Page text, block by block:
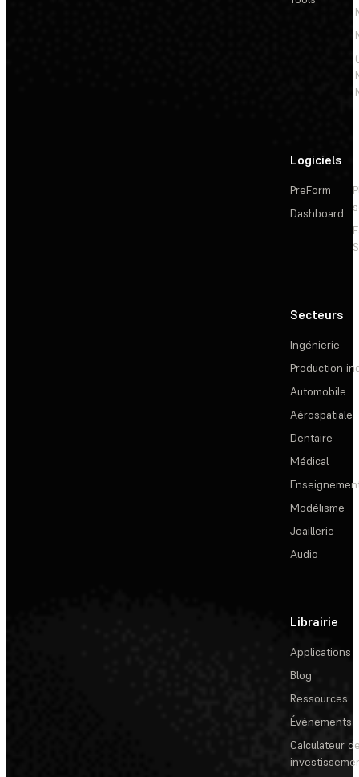
Logiciels
PreForm
Dashboard
Secteurs
Ingénierie
Production
Automobile
Aérospatiale
Dentaire
Médical
Modélisme
Joaillerie
Audio
Librairie
Applications
Blog
Ressources
Événements
Calculateur